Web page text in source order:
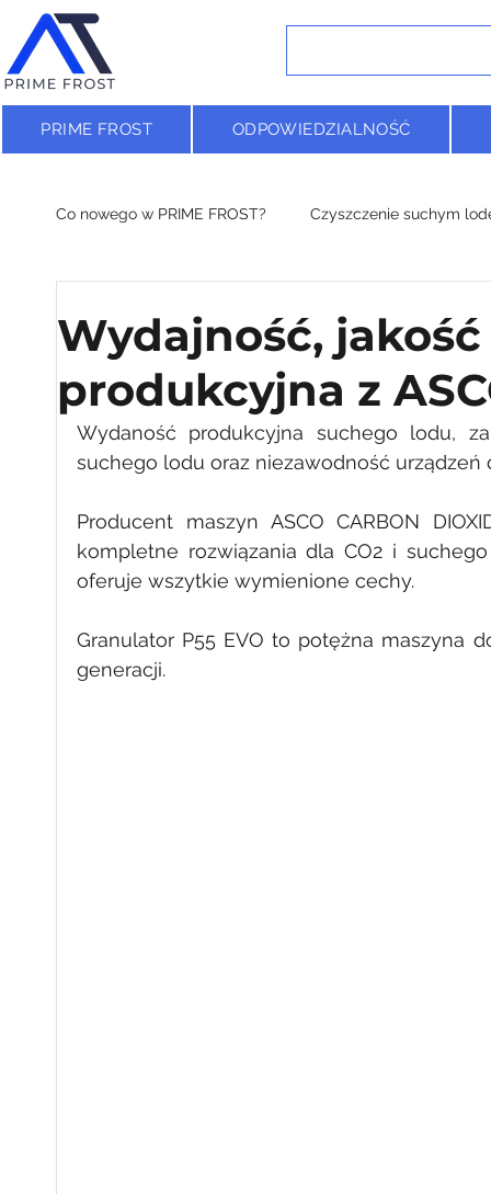
PRIME FROST ODPOWIEDZIALNOŚĆ
Co nowego w PRIME FROST? Czyszczenie suchym
Wydajność,
produkcyjna z
Wydaność produkcyjna suchego lodu,
suchego lodu oraz niezawodność
Producent maszyn ASCO CARBON
kompletne rozwiązania dla CO2 i
oferuje wszytkie wymienione cechy.
Granulator P55 EVO to potężna maszyna
generacji.